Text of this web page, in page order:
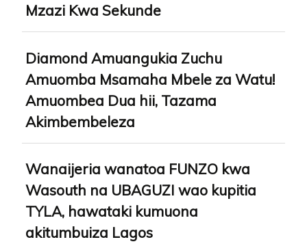
Mzazi Kwa Sekunde
Diamond Amuangukia Zuchu
Amuomba Msamaha Mbele za Watu!
Amuombea Dua hii, Tazama
Akimbembeleza
Wanaijeria wanatoa FUNZO kwa
Wasouth na UBAGUZI wao kupitia
TYLA, hawataki kumuona
akitumbuiza Lagos